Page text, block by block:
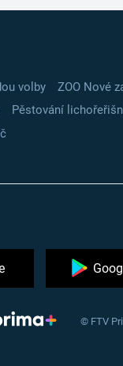
volby
ZOO Nové
Pěstování
© FTV